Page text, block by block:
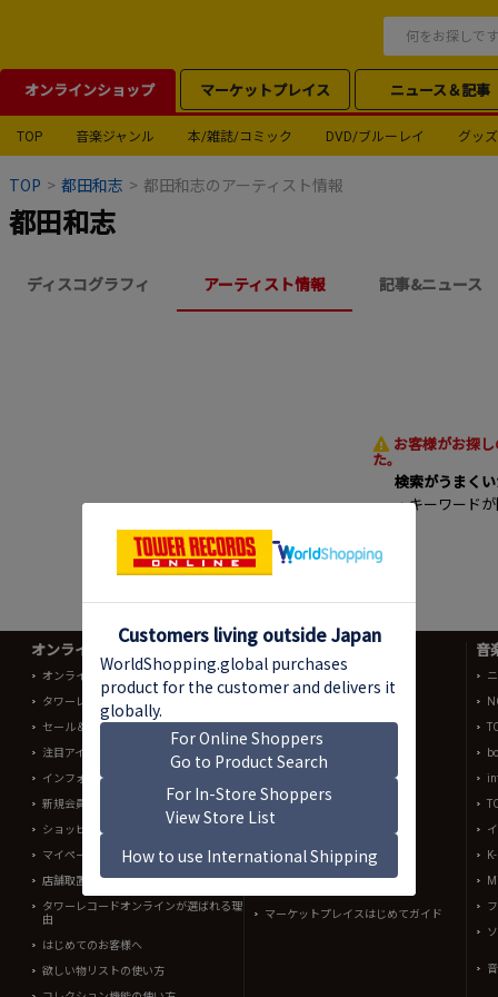
オンラインショップ マーケットプレイス ニュース＆記事
TOP 音楽ジャンル 本/雑誌/コミック DVD/ブルーレイ グッズ
TOP > 都田和志 > 都田和志のアーティスト情報
都田和志
ディスコグラフィ アーティスト情報 記事&ニュース
お客様がお探
た。
検索がうまく
・キーワード
オンラインショップ情報
オンラインショップ売れ筋ランキング
タワーレコード全店チャート
セール＆キャンペーン
注目アイテム
インフォメーションメール
新規会員登録
ショッピングカート
マイページ
店舗取置き/予約
タワーレコードオンラインが選ばれる理
由
はじめてのお客様へ
欲しい物リストの使い方
よくあるご質問 (Q&A)
オンラインショッピング
注文の確認
キャンセル
交換・返品
For International Customers
お知らせ
マーケットプレイスはじめてガイド
音